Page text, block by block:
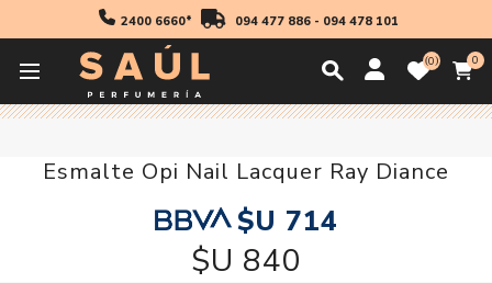
2400 6660* 094 477 886- 094 478 101
0 0
Manicuria Esmalte Opi Nail Lacquer Ray Diance
Esmalte Opi Nail Lacquer Ray Diance
$U 714
$U 840